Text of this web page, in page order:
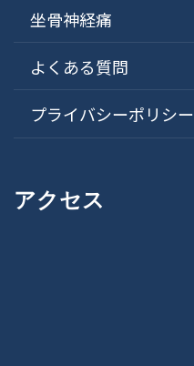
坐骨神経痛
よくある質問
プライバシーポリシー
アクセス